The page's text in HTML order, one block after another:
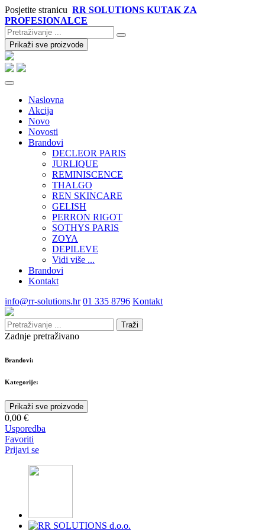
Posjetite stranicu RR SOLUTIONS KUTAK ZA
PROFESIONALCE
Prikaži sve proizvode
Naslovna
Akcija
Novo
Novosti
Brandovi
DECLEOR PARIS
JURLIQUE
REMINISCENCE
THALGO
REN SKINCARE
GELISH
PERRON RIGOT
SOTHYS PARIS
ZOYA
DEPILEVE
Vidi više ...
Brandovi
Kontakt
info@rr-solutions.hr 01 335 8796 Kontakt
Traži
Zadnje pretraživano
Brandovi:
Kategorije:
Prikaži sve proizvode
0,00 €
Usporedba
Favoriti
Prijavi se